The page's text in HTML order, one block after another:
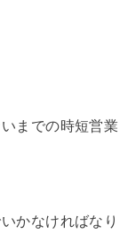
までの時短営業
かなければなり